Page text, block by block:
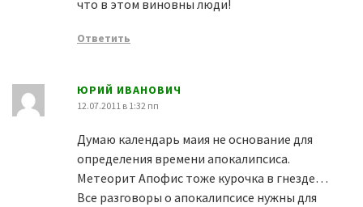
что в этом виновны люди!
Ответить
ЮРИЙ ИВАНОВИЧ
12.07.2011 в 1:32 пп
Думаю календарь маия не основание для
определения времени апокалипсиса.
Метеорит Апофис тоже курочка в гнезде…
Все разговоры о апокалипсисе нужны для